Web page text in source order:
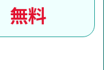
無料